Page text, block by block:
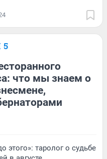
5
что мы знаем о
этого»: таролог о судьбе